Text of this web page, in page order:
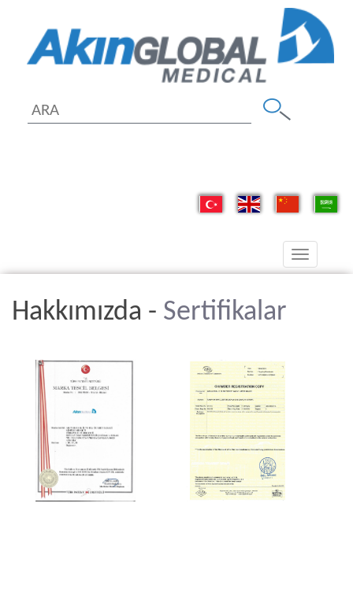
Toggle
navigation
Hakkımızda - Sertifikalar